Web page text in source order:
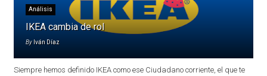
Análisis
IKEA cambia de rol
By Iván Díaz
Siempre hemos definido IKEA como ese Ciudadano corriente, el que te